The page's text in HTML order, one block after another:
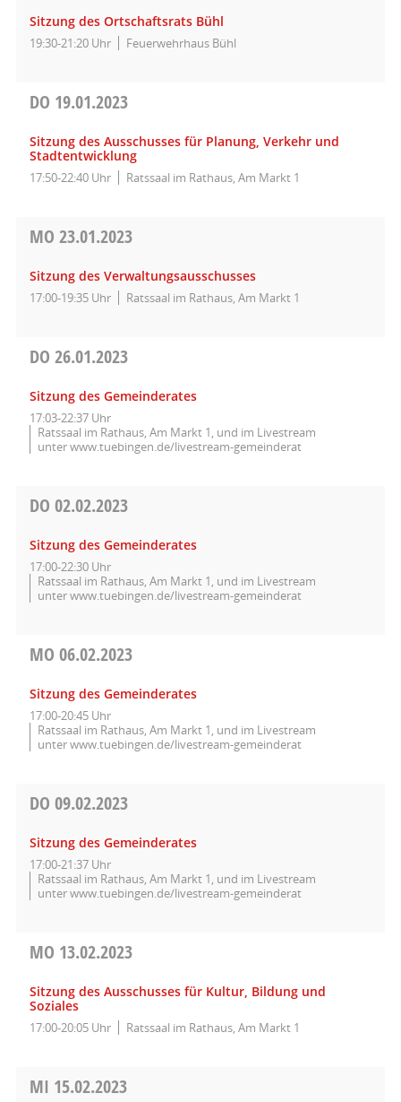
Sitzung des Ortschaftsrats Bühl
19:30-21:20 Uhr Feuerwehrhaus Bühl
DO 19.01.2023
Sitzung des Ausschusses für Planung, Verkehr und
Stadtentwicklung
17:50-22:40 Uhr Ratssaal im Rathaus, Am Markt 1
MO 23.01.2023
Sitzung des Verwaltungsausschusses
17:00-19:35 Uhr Ratssaal im Rathaus, Am Markt 1
DO 26.01.2023
Sitzung des Gemeinderates
17:03-22:37 Uhr
Ratssaal im Rathaus, Am Markt 1, und im Livestream
unter www.tuebingen.de/livestream-gemeinderat
DO 02.02.2023
Sitzung des Gemeinderates
17:00-22:30 Uhr
Ratssaal im Rathaus, Am Markt 1, und im Livestream
unter www.tuebingen.de/livestream-gemeinderat
MO 06.02.2023
Sitzung des Gemeinderates
17:00-20:45 Uhr
Ratssaal im Rathaus, Am Markt 1, und im Livestream
unter www.tuebingen.de/livestream-gemeinderat
DO 09.02.2023
Sitzung des Gemeinderates
17:00-21:37 Uhr
Ratssaal im Rathaus, Am Markt 1, und im Livestream
unter www.tuebingen.de/livestream-gemeinderat
MO 13.02.2023
Sitzung des Ausschusses für Kultur, Bildung und
Soziales
17:00-20:05 Uhr Ratssaal im Rathaus, Am Markt 1
MI 15.02.2023